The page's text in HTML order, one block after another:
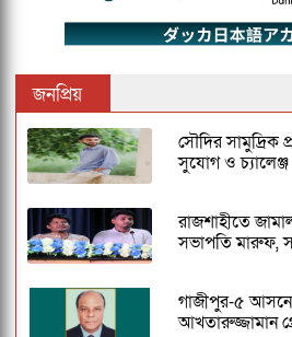
জনপ্রিয়
সৌদির সামুদ্রিক
সুযোগ ও চ্যালেঞ্জ
রাজশাহীতে
সভাপতি মারুফ,
গাজীপুর-৫
আখতারুজ্জামান